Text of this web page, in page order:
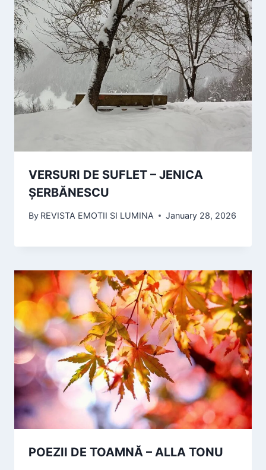
VERSURI DE SUFLET – JENICA
ȘERBĂNESCU
By REVISTA EMOTII SI LUMINA January 28, 2026
POEZII DE TOAMNĂ – ALLA TONU